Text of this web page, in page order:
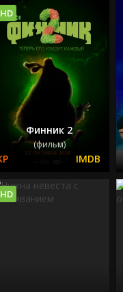
Финник 2
(фильм)
HD
HD